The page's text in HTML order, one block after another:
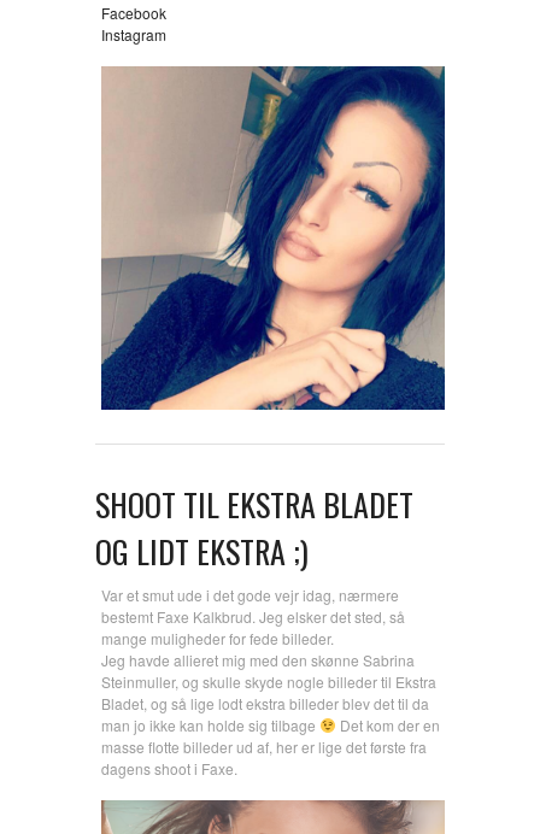
Facebook
Instagram
SHOOT TIL EKSTRA BLADET
OG LIDT EKSTRA ;)
Var et smut ude i det gode vejr idag, nærmere
bestemt Faxe Kalkbrud. Jeg elsker det sted, så
mange muligheder for fede billeder.
Jeg havde allieret mig med den skønne Sabrina
Steinmuller, og skulle skyde nogle billeder til Ekstra
Bladet, og så lige lodt ekstra billeder blev det til da
man jo ikke kan holde sig tilbage
Det kom der en
masse flotte billeder ud af, her er lige det første fra
dagens shoot i Faxe.